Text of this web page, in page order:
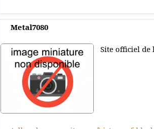
Metal7080
Site officiel de